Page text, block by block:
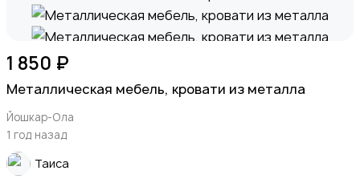
1 850 ₽
Металлическая мебель, кровати из металла
Йошкар-Ола
1 год назад
Таиса